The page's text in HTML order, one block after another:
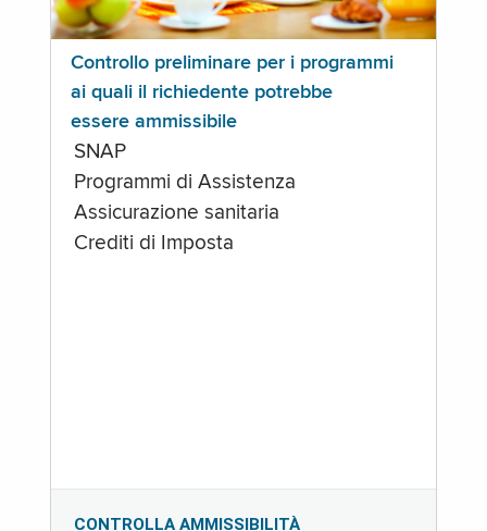
Controllo preliminare per i programmi
ai quali il richiedente potrebbe
essere ammissibile
SNAP
Programmi di Assistenza
Assicurazione sanitaria
Crediti di Imposta
CONTROLLA AMMISSIBILITÀ